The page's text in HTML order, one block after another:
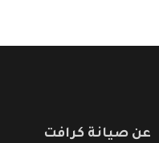
عن صيانة كرافت